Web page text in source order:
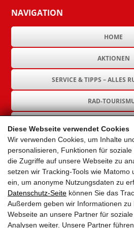
Diese Webseite verwendet Cookies
Wir verwenden Cookies, um Inhalte
personalisieren, Funktionen für
die Zugriffe auf unsere Webseite zu
setzen wir Tracking-Tools wie Matomo
ein, um anonyme Nutzungsdaten zu
Datenschutz-Seite können Sie das
Außerdem geben wir Informationen
Webseite an unsere Partner für
Analysen weiter. Unsere Partner
NAVIGATION
HOME
AKTIONEN
SERVICE & TIPPS – ALLES
RAD-
GEMEINDEN
AKTUELLES
PARTNER
LINKS